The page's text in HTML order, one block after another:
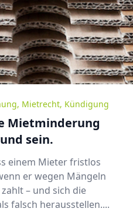
, Mietrecht, Kündigung
Mietminderung
sein.
einem Mieter fristlos
er wegen Mängeln
– und sich die
falsch herausstellen....